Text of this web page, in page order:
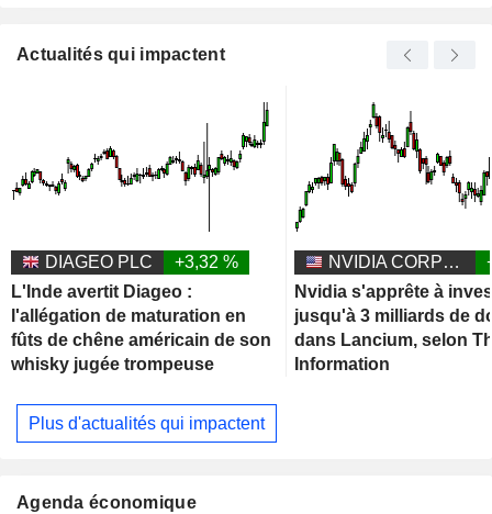
Actualités qui impactent
DIAGEO PLC
+3,32 %
L'Inde avertit Diageo :
l'allégation de maturation en
fûts de chêne américain de son
whisky jugée trompeuse
NVIDIA CORPORATION
Nvidia s'apprête à
jusqu'à 3 milliards de
dans Lancium, selon
Information
Plus d'actualités qui impactent
Agenda économique